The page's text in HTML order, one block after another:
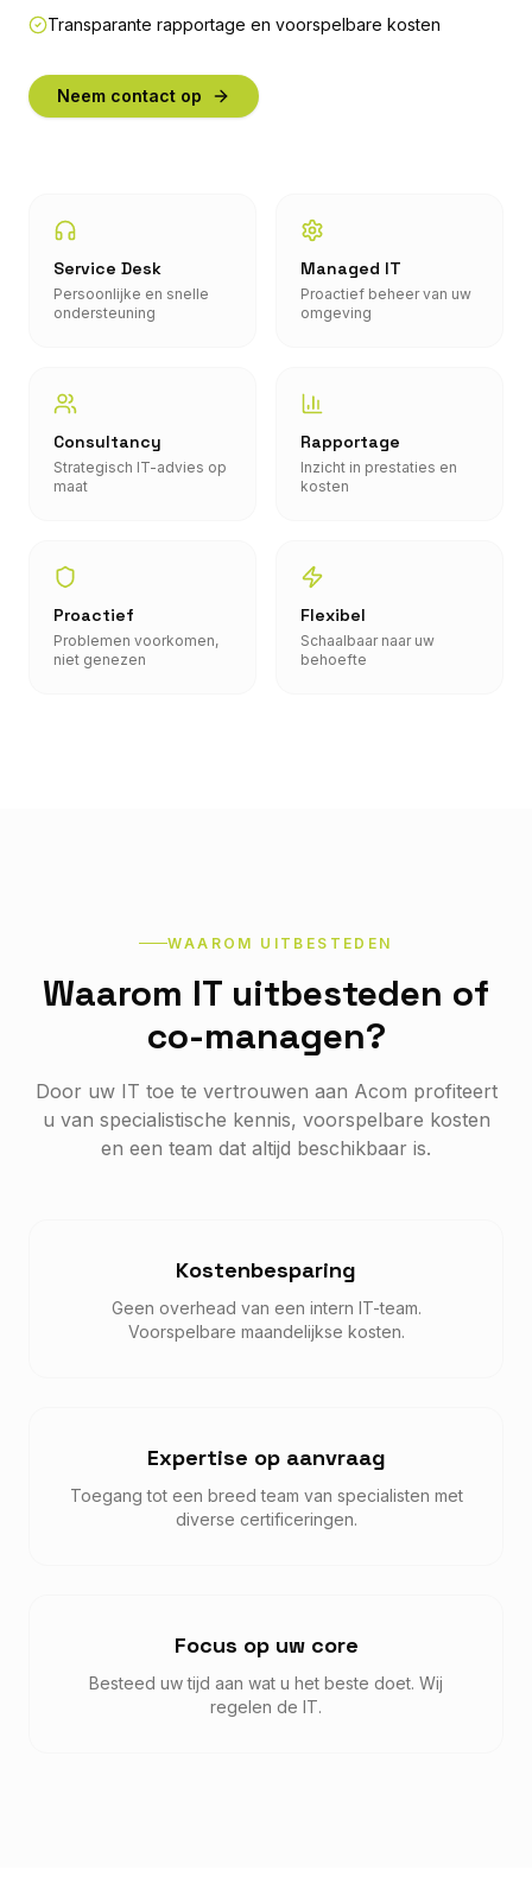
Transparante rapportage en voorspelbare kosten
Neem contact op
Service Desk
Persoonlijke en snelle
ondersteuning
Managed IT
Proactief beheer van uw
omgeving
Consultancy
Strategisch IT-advies op
maat
Rapportage
Inzicht in prestaties en
kosten
Proactief
Problemen voorkomen,
niet genezen
Flexibel
Schaalbaar naar uw
behoefte
WAAROM UITBESTEDEN
Waarom IT uitbesteden of
co-managen?
Door uw IT toe te vertrouwen aan Acom profiteert
u van specialistische kennis, voorspelbare kosten
en een team dat altijd beschikbaar is.
Kostenbesparing
Geen overhead van een intern IT-team.
Voorspelbare maandelijkse kosten.
Expertise op aanvraag
Toegang tot een breed team van specialisten met
diverse certificeringen.
Focus op uw core
Besteed uw tijd aan wat u het beste doet. Wij
regelen de IT.